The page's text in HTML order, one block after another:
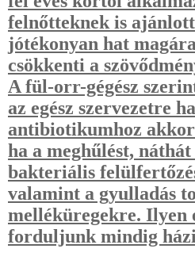
felnőtteknek is
jótékonyan hat
csökkenti a
A fül-orr-gégész
az egész szervezetre
antibiotikumhoz
ha a meghűlést, náthát
bakteriális
valamint a gyulladás
melléküregekre. Ilyen
forduljunk mindig